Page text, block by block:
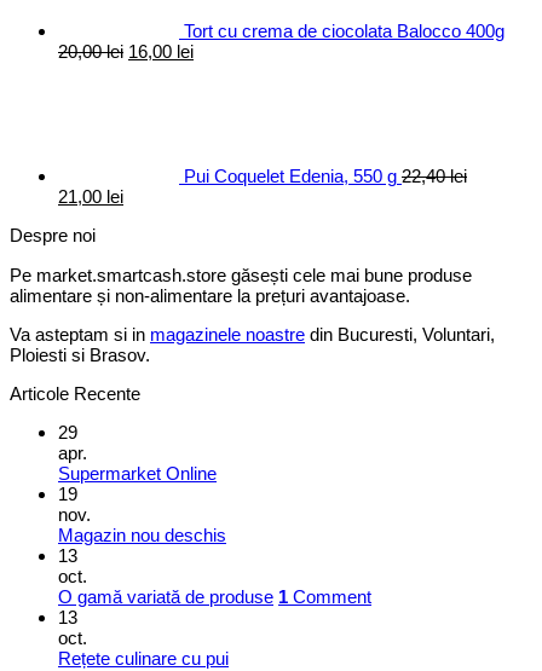
Tort cu crema de ciocolata Balocco 400g
20,00lei Prețul
16,00 leiPrețul
Pui Coquelet Edenia, 550 g 22,40lei
Prețul
a
22,40 lei.
21,00 leiPrețul
Despre noi
Pe market.smartcash.store găsești cele mai bune produse
alimentare și non-alimentare la prețuri avantajoase.
Va asteptam si in magazinele noastre din Bucuresti, Voluntari,
Ploiesti si Brasov.
Articole Recente
29
apr.
Supermarket Online
19
nov.
Magazin nou deschis
13
oct.
O gamă variată de produse 1 Comment
13
oct.
Rețete culinare cu pui